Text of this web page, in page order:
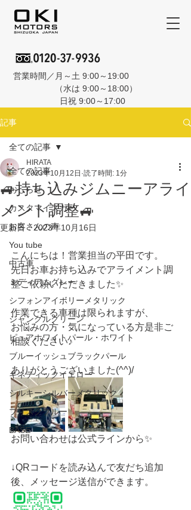
営業時間／月～土 9:00～19:00
（水は 9:00～18:00）
日祝 9:00～17:00
記事
全ての記事
おしらせ
カスタマイズカー
お客さんの声
You tube
中古車
ミディアムグレー
シフォンアイボリーメタリック
ジャングルグリーン
ピュアホワイトパール・ホワイト
ブルーイッシュブラックパール
キネティックイエロー
シルキーシルバーメタリック
ブリスクブルー
BASE
全ての記事
🚙持ち込みジムニーアライ
メント調整🚙
HIRATA
2023年10月12日 読了時間: 1分
更新日：2023年10月16日
こんにちは！営業担当の平田です。
先日お車お持ち込みでアライメント調
整ご依頼いただきました✨
作業できる車種は限られますが、
お悩みの方・気になっている方是非ご
相談ください♪
ありがとうございました(^^)/
お問い合わせは公式ラインから✨
↓QRコードを読み込んで友だち追加
後、メッセージ送信ができます。